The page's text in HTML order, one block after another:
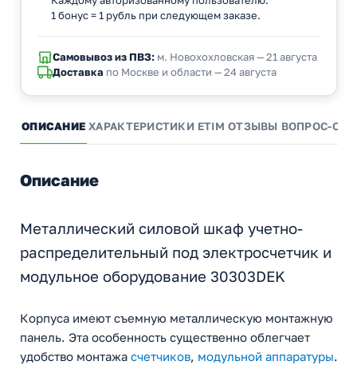
1 бонус = 1 рубль при следующем заказе.
Самовывоз из ПВЗ:м. Новохохловская — 21 августа
Доставка по Москве и области — 24 августа
ОПИСАНИЕ ХАРАКТЕРИСТИКИ ETIM ОТЗЫВЫ ВОПРОС-
Описание
Металлический силовой шкаф учетно-
распределительный под электросчетчик и
модульное оборудование 30303DEK
Корпуса имеют съемную металлическую монтажную
панель. Эта особенность существенно облегчает
удобство монтажа счетчиков, модульной аппаратуры.